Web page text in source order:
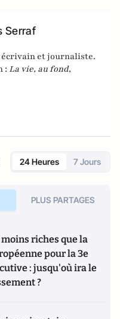
Serraf
et journaliste.
: La vie, au fond,
24 Heures 7 Jours
PLUS PARTAGES
riches que la
pour la 3e
: jusqu'où ira le
?